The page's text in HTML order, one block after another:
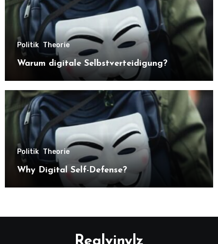
Politik Theorie
Warum digitale Selbstverteidigung?
Politik Theorie
Why Digital Self-Defense?